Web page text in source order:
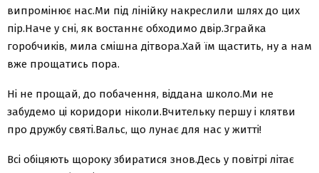
випромінює нас.Ми під лінійку накреслили шлях до цих
пір.Наче у сні, як востаннє обходимо двір.Зграйка
горобчиків, мила смішна дітвора.Хай їм щастить, ну а нам
вже прощатись пора.
Ні не прощай, до побачення, віддана школо.Ми не
забудемо ці коридори ніколи.Вчительку першу і клятви
про дружбу святі.Вальс, що лунає для нас у житті!
Всі обіцяють щороку збиратися знов.Десь у повітрі літає